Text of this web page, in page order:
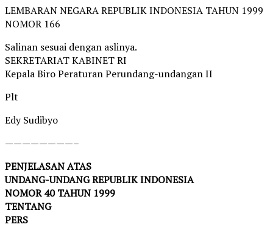
LEMBARAN NEGARA REPUBLIK INDONESIA TAHUN 1999
NOMOR 166
Salinan sesuai dengan aslinya.
SEKRETARIAT KABINET RI
Kepala Biro Peraturan Perundang-undangan II
Plt
Edy Sudibyo
————————–
PENJELASAN ATAS
UNDANG-UNDANG REPUBLIK INDONESIA
NOMOR 40 TAHUN 1999
TENTANG
PERS